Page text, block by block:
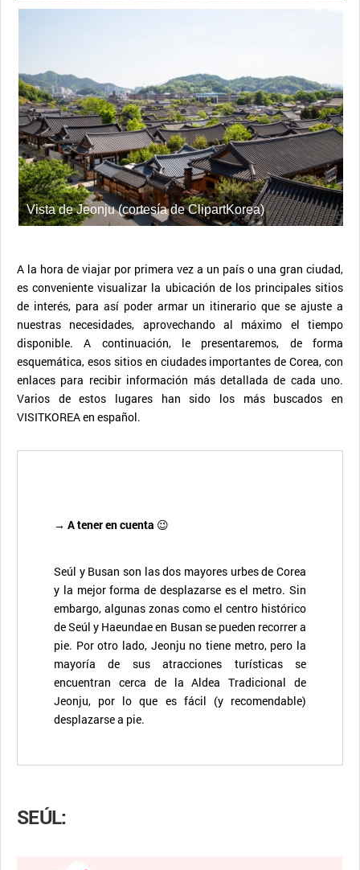
Vista de Jeonju (cortesía de ClipartKorea)
A la hora de viajar por primera vez a un país o una gran ciudad,
es conveniente visualizar la ubicación de los principales sitios
de interés, para así poder armar un itinerario que se ajuste a
nuestras necesidades, aprovechando al máximo el tiempo
disponible. A continuación, le presentaremos, de forma
esquemática, esos sitios en ciudades importantes de Corea, con
enlaces para recibir información más detallada de cada uno.
Varios de estos lugares han sido los más buscados en
VISITKOREA en español.
→ A tener en cuenta 😉
Seúl y Busan son las dos mayores urbes de Corea
y la mejor forma de desplazarse es el metro. Sin
embargo, algunas zonas como el centro histórico
de Seúl y Haeundae en Busan se pueden recorrer a
pie. Por otro lado, Jeonju no tiene metro, pero la
mayoría de sus atracciones turísticas se
encuentran cerca de la Aldea Tradicional de
Jeonju, por lo que es fácil (y recomendable)
desplazarse a pie.
SEÚL: